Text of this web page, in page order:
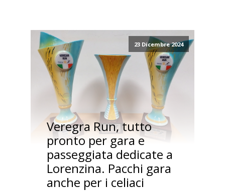
23 Dicembre 2024
Veregra Run, tutto
pronto per gara e
passeggiata dedicate a
Lorenzina. Pacchi gara
anche per i celiaci